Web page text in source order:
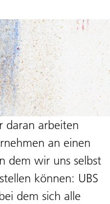
daran arbeiten
an einen
dem wir uns selbst
können: UBS
dem sich alle